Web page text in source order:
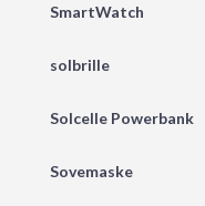
SmartWatch
solbrille
Solcelle Powerbank
Sovemaske